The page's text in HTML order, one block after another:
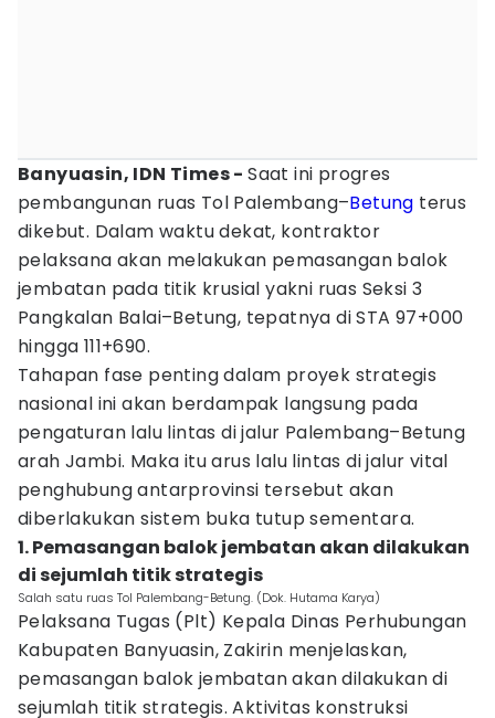
Banyuasin, IDN Times -Saat ini progres
pembangunan ruas Tol Palembang–Betung terus
dikebut. Dalam waktu dekat, kontraktor
pelaksana akan melakukan pemasangan balok
jembatan pada titik krusial yakni ruas Seksi 3
Pangkalan Balai–Betung, tepatnya di STA 97+000
hingga 111+690.
Tahapan fase penting dalam proyek strategis
nasional ini akan berdampak langsung pada
pengaturan lalu lintas di jalur Palembang–Betung
arah Jambi. Maka itu arus lalu lintas di jalur vital
penghubung antarprovinsi tersebut akan
diberlakukan sistem buka tutup sementara.
1. Pemasangan balok jembatan akan dilakukan
di sejumlah titik strategis
Salah satu ruas Tol Palembang-Betung. (Dok. Hutama Karya)
Pelaksana Tugas (Plt) Kepala Dinas Perhubungan
Kabupaten Banyuasin, Zakirin menjelaskan,
pemasangan balok jembatan akan dilakukan di
sejumlah titik strategis. Aktivitas konstruksi